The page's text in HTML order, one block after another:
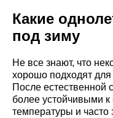
Какие
под зиму
Не все знают, что
хорошо подходят
После естественной
более устойчивыми
температуры и часто